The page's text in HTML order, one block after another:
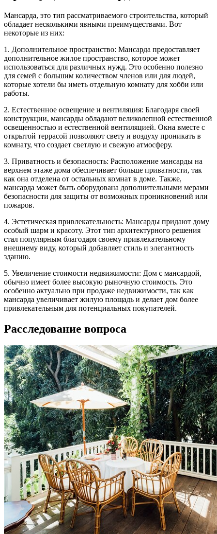
Мансарда, это тип рассматриваемого строительства, который
обладает несколькими явными преимуществами. Вот
некоторые из них:
1. Дополнительное пространство: Мансарда предоставляет
дополнительное жилое пространство, которое может
использоваться для различных нужд. Это особенно полезно
для семей с большим количеством членов или для людей,
которые хотели бы иметь отдельную комнату для хобби или
работы.
2. Естественное освещение и вентиляция: Благодаря своей
конструкции, мансарды обладают великолепной естественной
освещенностью и естественной вентиляцией. Окна вместе с
открытой террасой позволяют свету и воздуху проникать в
комнату, что создает светлую и свежую атмосферу.
3. Приватность и безопасность: Расположение мансарды на
верхнем этаже дома обеспечивает больше приватности, так
как она отделена от остальных комнат в доме. Также,
мансарда может быть оборудована дополнительными мерами
безопасности для защиты от возможных проникновений или
пожаров.
4. Эстетическая привлекательность: Мансарды придают дому
особый шарм и красоту. Этот тип архитектурного решения
стал популярным благодаря своему привлекательному
внешнему виду, который добавляет стиль и элегантность
зданию.
5. Увеличение стоимости недвижимости: Дом с мансардой,
обычно имеет более высокую рыночную стоимость. Это
особенно актуально при продаже недвижимости, так как
мансарда увеличивает жилую площадь и делает дом более
привлекательным для потенциальных покупателей.
Расследование вопроса